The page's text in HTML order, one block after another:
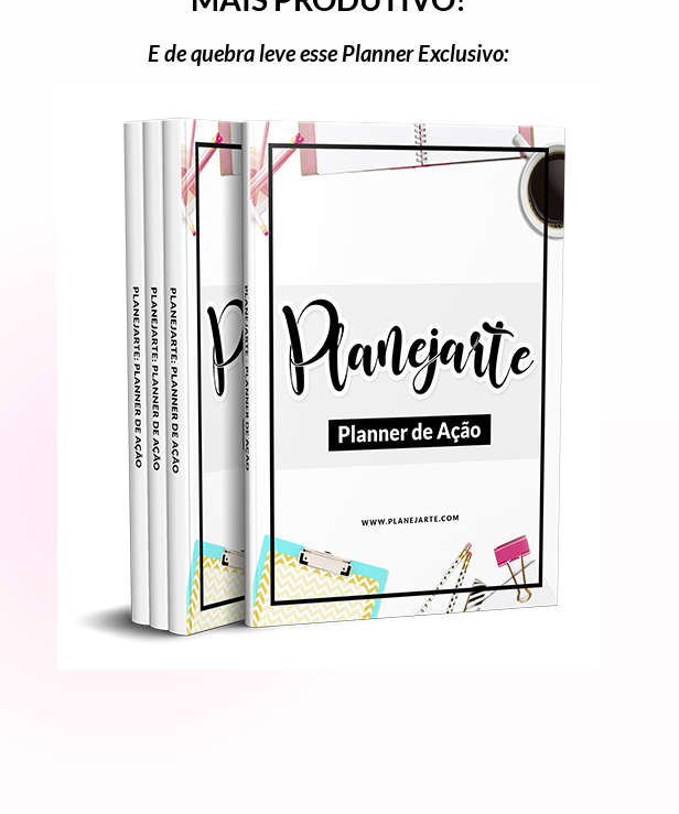
E de quebra leve esse Planner Exclusivo: